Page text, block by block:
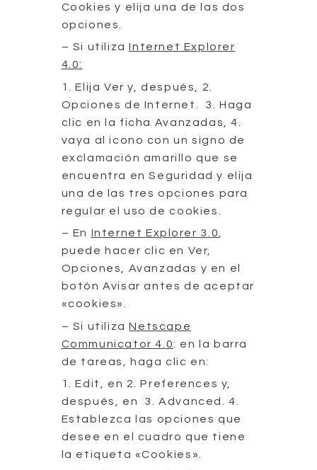
Cookies y elija una de las dos
opciones.
– Si utilizaInternet Explorer
4.0:
1. Elija Ver y, después, 2.
Opciones de Internet. 3. Haga
clic en la ficha Avanzadas, 4.
vaya al icono con un signo de
exclamación amarillo que se
encuentra en Seguridad y elija
una de las tres opciones para
regular el uso de cookies.
– En Internet Explorer 3.0
puede hacer clic en Ver,
Opciones, Avanzadas y en el
botón Avisar antes de aceptar
«cookies».
– Si utilizaNetscape
Communicator 4.0: en la barra
de tareas, haga clic en:
1. Edit, en 2. Preferences y,
después, en 3. Advanced. 4.
Establezca las opciones que
desee en el cuadro que tiene
la etiqueta «Cookies».